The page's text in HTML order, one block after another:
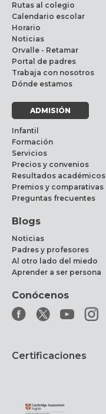
Rutas al colegio
Calendario escolar
Horario
Noticias
Orvalle - Retamar
Portal de padres
Trabaja con nosotros
Dónde estamos
ADMISIÓN
Infantil
Formación
Servicios
Precios y convenios
Resultados académicos
Premios y comparativas
Preguntas frecuentes
Blogs
Noticias
Padres y profesores
Al otro lado del miedo
Aprender a ser persona
Conócenos
Certificaciones